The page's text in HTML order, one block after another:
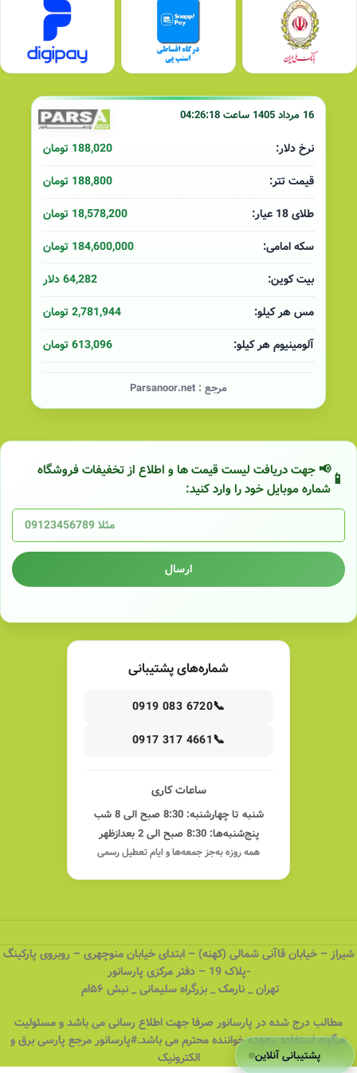
16 مرداد 1405 ساعت 04:26:18
نرخ دلار:
188,020 تومان
قیمت تتر:
188,800 تومان
طلای 18 عیار:
18,578,200 تومان
سکه امامی:
184,600,000 تومان
بیت کوین:
64,282 دلار
مس هر کیلو:
2,781,944 تومان
آلومینیوم هر کیلو:
613,096 تومان
مرجع : Parsanoor.net
📢 جهت دریافت لیست قیمت ها و اطلاع از تخفیفات فروشگاه
شماره موبایل خود را وارد کنید:
ارسال
شماره‌های پشتیبانی
📞
0919 083 6720
📞
0917 317 4661
ساعات کاری
شنبه تا چهارشنبه: 8:30 صبح الی 8 شب
پنج‌شنبه‌ها: 8:30 صبح الی 2 بعدازظهر
همه روزه به‌جز جمعه‌ها و ایام تعطیل رسمی
شیراز – خیابان قاآنی شمالی (کهنه) – ابتدای خیابان منوچهری – روبروی پارکینگ
-پلاک 19 – دفتر مرکزی پارسانور
تهران _ نارمک _ بزرگراه سلیمانی _ نبش ۵۶ام
مطالب درج شده در پارسانور صرفا جهت اطلاع رسانی می باشد و مسئولیت
هرگونه استفاده برعهده خواننده محترم می باشد.#پارسانور مرجع پارسی برق و
الکترونیک
پشتیبانی آنلاین